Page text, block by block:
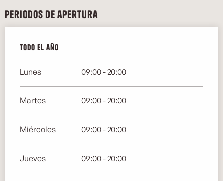
Periodos de apertura
Todo el año
Todo el año
Lunes 09:00 - 20:00
Martes 09:00 - 20:00
Miércoles 09:00 - 20:00
Jueves 09:00 - 20:00